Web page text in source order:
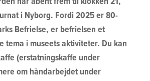
i Nyborg. Fordi 2025 er 80-
Befrielse, er befrielsen et
tema i museets aktiviteter. Du kan
(erstatningskaffe under
om håndarbejdet under